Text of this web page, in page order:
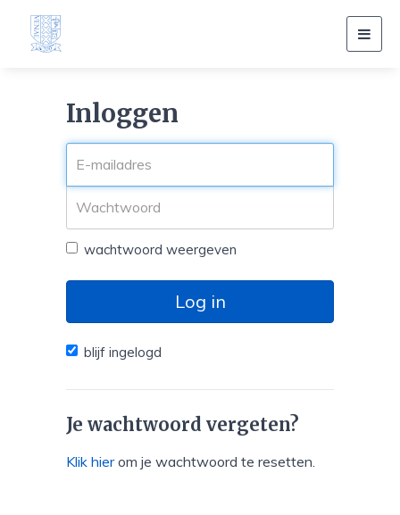
Inloggen
wachtwoord weergeven
Log in
blijf ingelogd
Je wachtwoord vergeten?
Klik hierom je wachtwoord te resetten.